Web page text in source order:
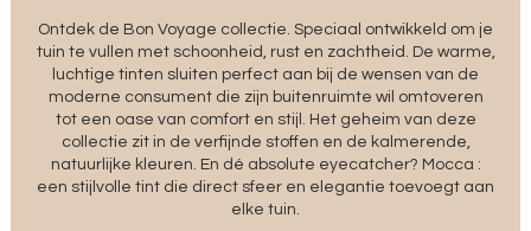
Ontdek de Bon Voyage collectie. Speciaal ontwikkeld om je
tuin te vullen met schoonheid, rust en zachtheid. De warme,
luchtige tinten sluiten perfect aan bij de wensen van de
moderne consument die zijn buitenruimte wil omtoveren
tot een oase van comfort en stijl. Het geheim van deze
collectie zit in de verfijnde stoffen en de kalmerende,
natuurlijke kleuren. En dé absolute eyecatcher? Mocca :
een stijlvolle tint die direct sfeer en elegantie toevoegt aan
elke tuin.